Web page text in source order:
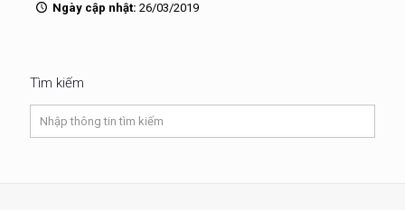
Ngày cập nhật: 26/03/2019
Tìm kiếm